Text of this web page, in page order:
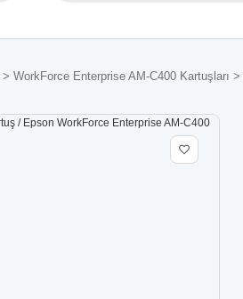
WorkForce Enterprise AM-C400 Kartuşları